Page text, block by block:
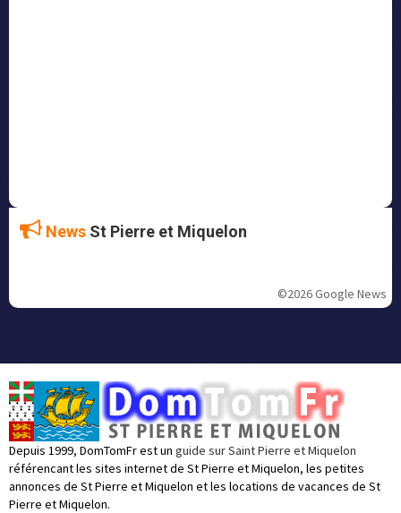
News St Pierre et Miquelon
©2026 Google News
Depuis 1999, DomTomFr est un guide sur Saint Pierre et Miquelon
référencant les sites internet de St Pierre et Miquelon, les petites
annonces de St Pierre et Miquelon et les locations de vacances de St
Pierre et Miquelon.